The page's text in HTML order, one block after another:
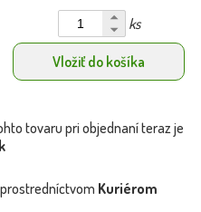
ks
Vložiť do košíka
tovaru pri objednaní teraz je
prostredníctvom Kuriérom